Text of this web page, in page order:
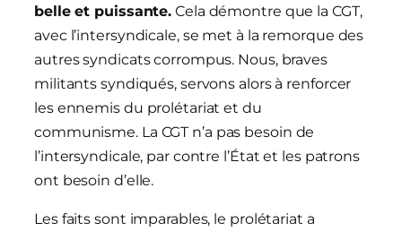
belle et puissante. Cela démontre que la CGT,
avec l’intersyndicale, se met à la remorque des
autres syndicats corrompus. Nous, braves
militants syndiqués, servons alors à renforcer
les ennemis du prolétariat et du
communisme. La CGT n’a pas besoin de
l’intersyndicale, par contre l’État et les patrons
ont besoin d’elle.
Les faits sont imparables, le prolétariat a